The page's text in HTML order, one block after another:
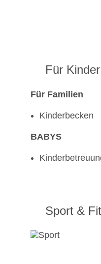
Für Kinder
Für Familien
Kinderbecken
BABYS
Sport &